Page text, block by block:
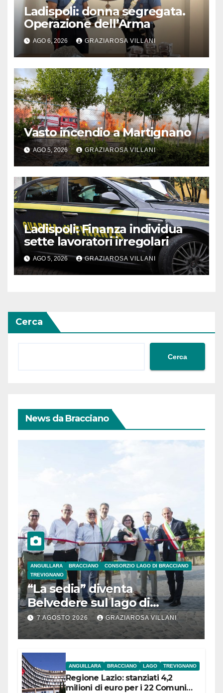
Ladispoli: donna segregata.
Operazione dell’Arma
AGO 6, 2026 GRAZIAROSA VILLANI
Vasto incendio a Martignano
AGO 5, 2026 GRAZIAROSA VILLANI
Ladispoli: Finanza individua
sette lavoratori irregolari
AGO 5, 2026 GRAZIAROSA VILLANI
Cerca
Cerca
News da Bracciano
ANGUILLARA BRACCIANO
CONSORZIO LAGO DI BRACCIANO
TREVIGNANO
“La sedia” diventa
Belvedere sul lago di
Bracciano: ieri
l’inaugurazione
7 AGOSTO 2026 GRAZIAROSA VILLANI
ANGUILLARA BRACCIANO LAGO TREVIGNANO
Regione Lazio: stanziati 4,2
milioni di euro per i 22 Comuni